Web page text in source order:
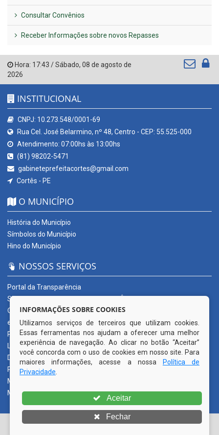
Consultar Convênios
Receber Informações sobre novos Repasses
Hora: 17:43 /Sábado, 08 de agosto de
2026
INSTITUCIONAL
CNPJ: 10.273.548/0001-69
Rua Cel. José Belarmino, nº 48, Centro - CEP: 55.525-000
Atendimento: 07:00hs às 13:00hs
(81) 98202-5471
gabineteprefeitacortes@gmail.com
Cortês - PE
O MUNICÍPIO
História do Município
Símbolos do Município
Hino do Município
NOSSOS SERVIÇOS
Portal da Transparência
SERVIÇOS DIGITAIS: CONECTA CORTÊS
Ouvidoria Municipal
e-SIC
Processos de Licitação
Licitações em andamento
Diário Oficial
Publicações Oficiais
Mapa do Site
Mais Serviços
© Copyright 2026 Prefeitura Municipal de Cortês | Todos os
INFORMAÇÕES SOBRE COOKIES
Utilizamos serviços de terceiros que utilizam cookies.
Essas ferramentas nos ajudam a oferecer uma melhor
experiência de navegação. Ao clicar no botão “Aceitar”
você concorda com o uso de cookies em nosso site. Para
maiores informações, acesse a nossa
Política de
Privacidade
Aceitar
Fechar